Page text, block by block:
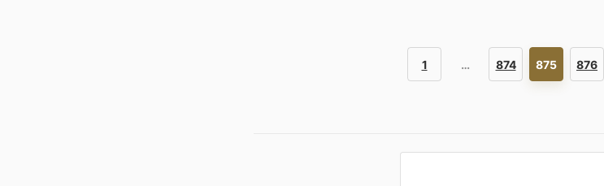
1 … 874 875 876